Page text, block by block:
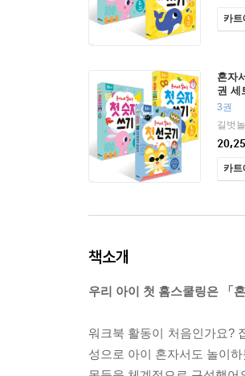
카트
혼자
권 세
3권
길벗
카트
책소개
우리 아이 첫 홈스쿨링은 「
워크북 활동이 처음인가요?
성으로 아이 혼자서도 놀이